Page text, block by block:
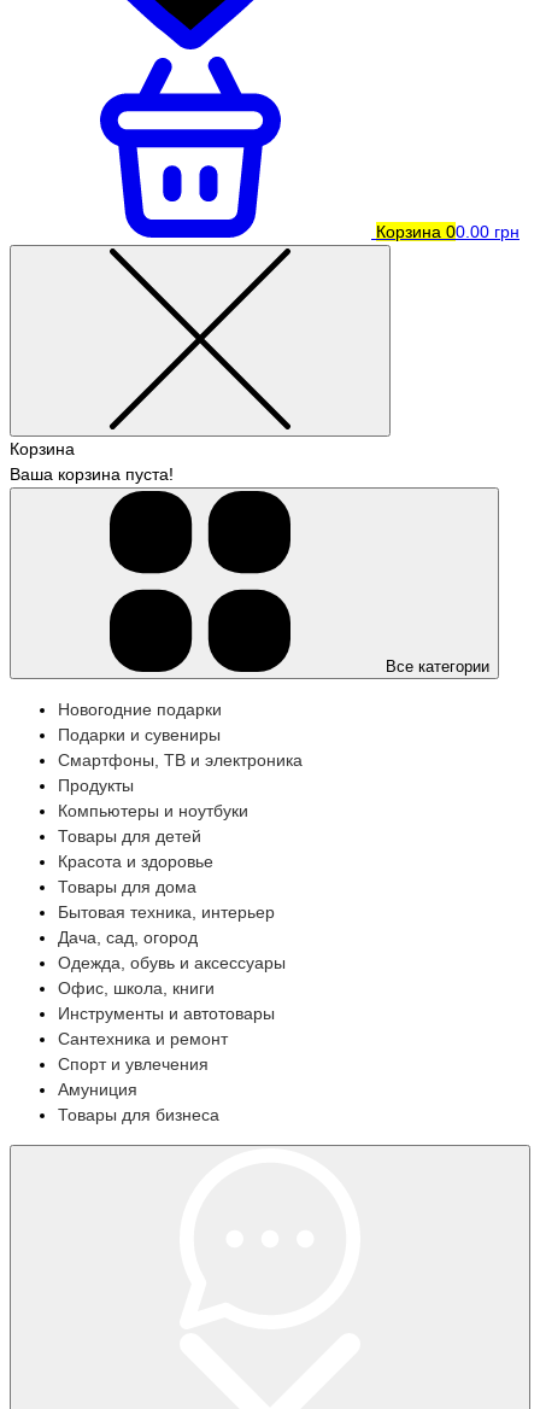
Корзина 00.00 грн
Корзина
Ваша корзина пуста!
Все категории
Новогодние подарки
Подарки и сувениры
Смартфоны, ТВ и электроника
Продукты
Компьютеры и ноутбуки
Товары для детей
Красота и здоровье
Товары для дома
Бытовая техника, интерьер
Дача, сад, огород
Одежда, обувь и аксессуары
Офис, школа, книги
Инструменты и автотовары
Сантехника и ремонт
Спорт и увлечения
Амуниция
Товары для бизнеса